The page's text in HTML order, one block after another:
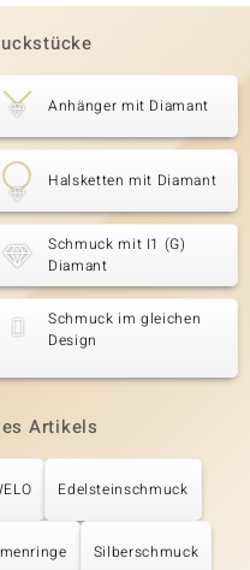
Anhänger mit Diamant
Halsketten mit Diamant
Schmuck mit I1 (G)
Diamant
Schmuck im gleichen
Design
Artikels
Edelsteinschmuck
Silberschmuck